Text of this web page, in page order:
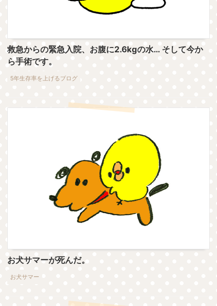
救急からの緊急入院、お腹に2.6kgの水… そして今か
ら手術です。
5年生存率を上げるブログ
お犬サマーが死んだ。
お犬サマー